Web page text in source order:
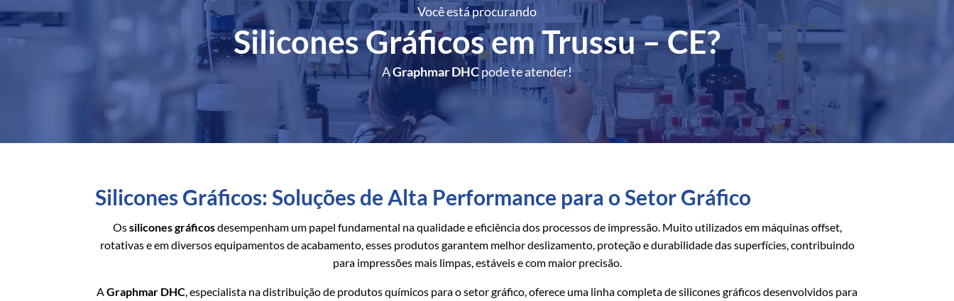
Você está procurando
Silicones Gráficos em Trussu – CE?
AGraphmar DHCpode te atender!
Silicones Gráficos: Soluções de Alta Performance para o Setor Gráfico
Ossilicones gráficosdesempenham um papel fundamental na qualidade e eficiência dos processos de impressão. Muito utilizados em máquinas offset,
rotativas e em diversos equipamentos de acabamento, esses produtos garantem melhor deslizamento, proteção e durabilidade das superfícies, contribuindo
para impressões mais limpas, estáveis e com maior precisão.
A Graphmar DHC , especialista na distribuição de produtos químicos para o setor gráfico, oferece uma linha completa de silicones gráficos desenvolvidos para